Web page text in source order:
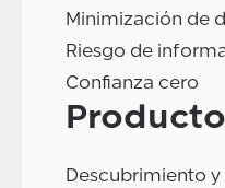
Minimización de
Riesgo de
Confianza cero
Descubrimiento